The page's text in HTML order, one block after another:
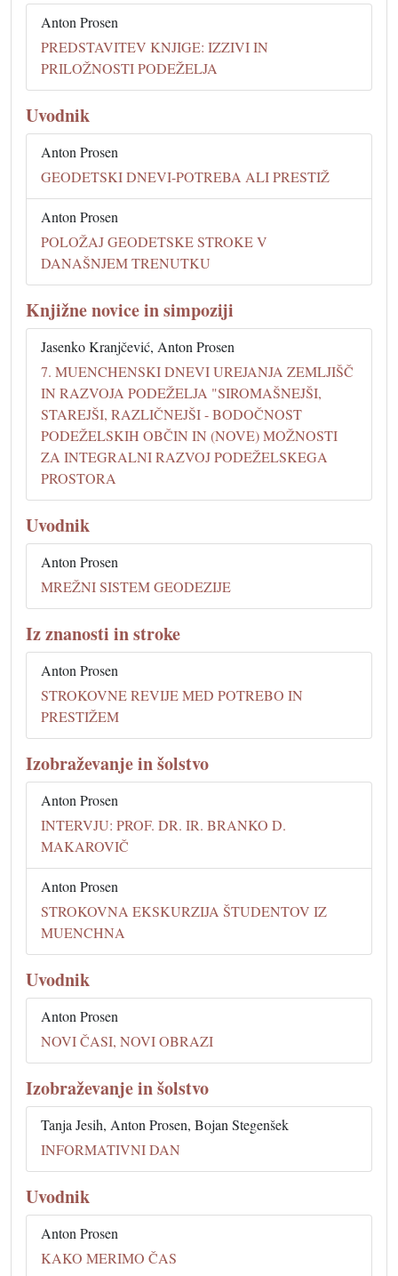
Anton Prosen
PREDSTAVITEV KNJIGE: IZZIVI IN
PRILOŽNOSTI PODEŽELJA
Uvodnik
Anton Prosen
GEODETSKI DNEVI-POTREBA ALI PRESTIŽ
Anton Prosen
POLOŽAJ GEODETSKE STROKE V
DANAŠNJEM TRENUTKU
Knjižne novice in simpoziji
Jasenko Kranjčević, Anton Prosen
7. MUENCHENSKI DNEVI UREJANJA ZEMLJIŠČ
IN RAZVOJA PODEŽELJA "SIROMAŠNEJŠI,
STAREJŠI, RAZLIČNEJŠI - BODOČNOST
PODEŽELSKIH OBČIN IN (NOVE) MOŽNOSTI
ZA INTEGRALNI RAZVOJ PODEŽELSKEGA
PROSTORA
Uvodnik
Anton Prosen
MREŽNI SISTEM GEODEZIJE
Iz znanosti in stroke
Anton Prosen
STROKOVNE REVIJE MED POTREBO IN
PRESTIŽEM
Izobraževanje in šolstvo
Anton Prosen
INTERVJU: PROF. DR. IR. BRANKO D.
MAKAROVIČ
Anton Prosen
STROKOVNA EKSKURZIJA ŠTUDENTOV IZ
MUENCHNA
Uvodnik
Anton Prosen
NOVI ČASI, NOVI OBRAZI
Izobraževanje in šolstvo
Tanja Jesih, Anton Prosen, Bojan Stegenšek
INFORMATIVNI DAN
Uvodnik
Anton Prosen
KAKO MERIMO ČAS